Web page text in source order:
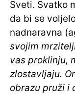
Sveti. Svatko
da bi se
nadnaravna
svojim
vas proklinju,
zlostavljaju.
obrazu pruži i